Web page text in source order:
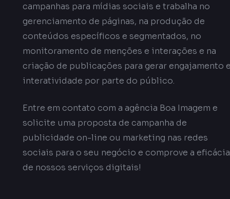
campanhas para mídias sociais e trabalha no
gerenciamento de páginas, na produção de
conteúdos específicos e segmentados, no
monitoramento de menções e interações e na
criação de publicações para gerar engajamento
interatividade por parte do público.
Entre em contato com a agência Boa Imagem e
solicite uma proposta de campanha de
publicidade on-line ou marketing nas redes
sociais para o seu negócio e comprove a eficácia
de nossos serviços digitais!